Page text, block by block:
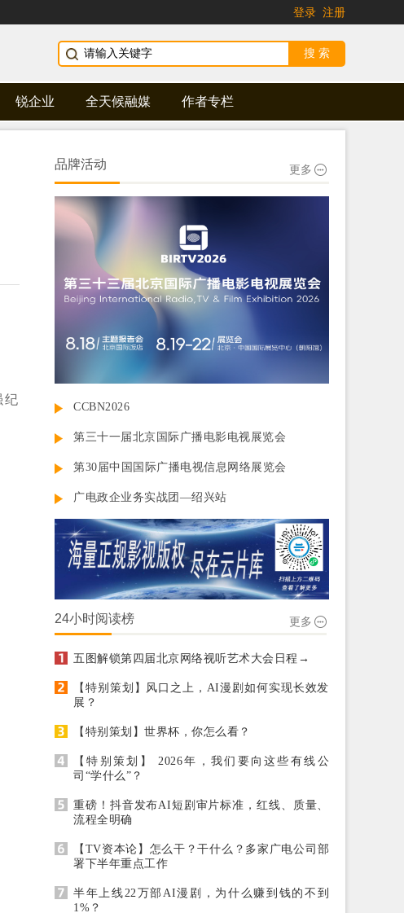
登录 注册
锐企业 全天候融媒 作者专栏
纪
品牌活动 更多
CCBN2026
第三十一届北京国际广播电影电视展览会
第30届中国国际广播电视信息网络展览会
广电政企业务实战团—绍兴站
24小时阅读榜 更多
五图解锁第四届北京网络视听艺术大会日程→
【特别策划】风口之上，AI漫剧如何实现长效发
展？
【特别策划】世界杯，你怎么看？
【特别策划】 2026年，我们要向这些有线公
司“学什么”？
重磅！抖音发布AI短剧审片标准，红线、质量、
流程全明确
【TV资本论】怎么干？干什么？多家广电公司部
署下半年重点工作
半年上线22万部AI漫剧，为什么赚到钱的不到
1%？